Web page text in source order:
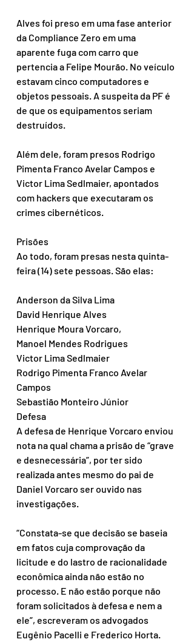
Alves foi preso em uma fase anterior
da Compliance Zero em uma
aparente fuga com carro que
pertencia a Felipe Mourão. No veículo
estavam cinco computadores e
objetos pessoais. A suspeita da PF é
de que os equipamentos seriam
destruídos.
Além dele, foram presos Rodrigo
Pimenta Franco Avelar Campos e
Victor Lima Sedlmaier, apontados
com hackers que executaram os
crimes cibernéticos.
Prisões
Ao todo, foram presas nesta quinta-
feira (14) sete pessoas. São elas:
Anderson da Silva Lima
David Henrique Alves
Henrique Moura Vorcaro,
Manoel Mendes Rodrigues
Victor Lima Sedlmaier
Rodrigo Pimenta Franco Avelar
Campos
Sebastião Monteiro Júnior
Defesa
A defesa de Henrique Vorcaro enviou
nota na qual chama a prisão de “grave
e desnecessária”, por ter sido
realizada antes mesmo do pai de
Daniel Vorcaro ser ouvido nas
investigações.
“Constata-se que decisão se baseia
em fatos cuja comprovação da
licitude e do lastro de racionalidade
econômica ainda não estão no
processo. E não estão porque não
foram solicitados à defesa e nem a
ele”, escreveram os advogados
Eugênio Pacelli e Frederico Horta.